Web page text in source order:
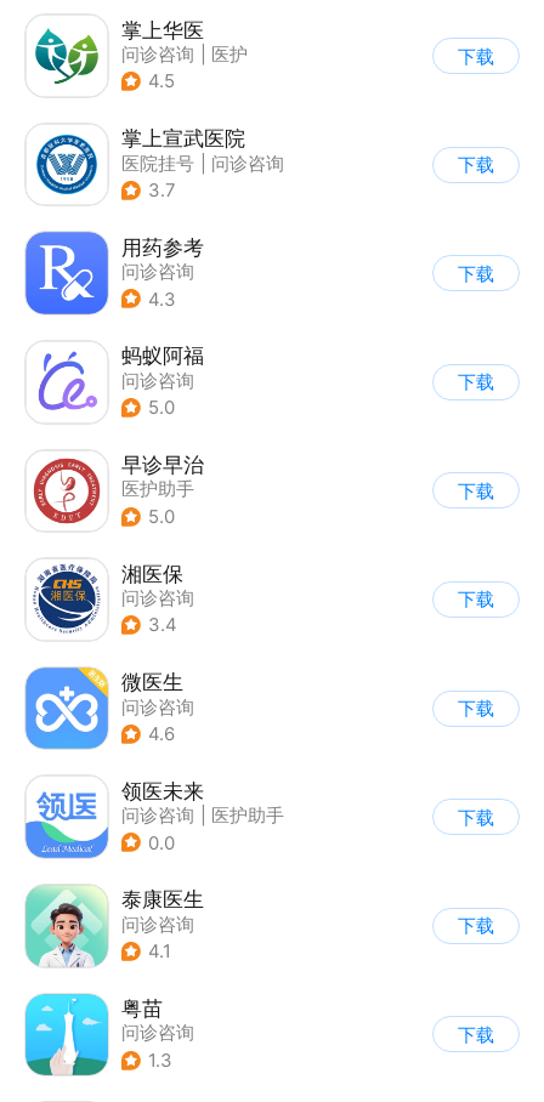
掌上华医
问诊咨询
医护
4.5
下载
掌上宣武医院
医院挂号
问诊咨询
3.7
下载
用药参考
问诊咨询
4.3
下载
蚂蚁阿福
问诊咨询
5.0
下载
早诊早治
医护助手
5.0
下载
湘医保
问诊咨询
3.4
下载
微医生
问诊咨询
4.6
下载
领医未来
问诊咨询
医护助手
0.0
下载
泰康医生
问诊咨询
4.1
下载
粤苗
问诊咨询
1.3
下载